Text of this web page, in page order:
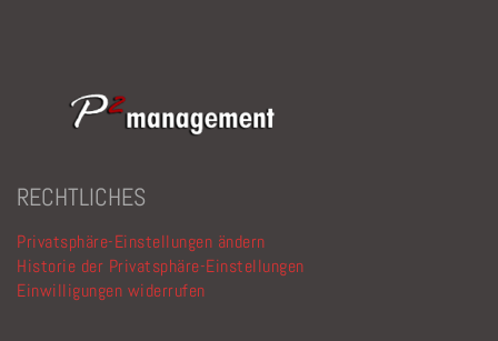
RECHTLICHES
Privatsphäre-Einstellungen ändern
Historie der Privatsphäre-Einstellungen
Einwilligungen widerrufen